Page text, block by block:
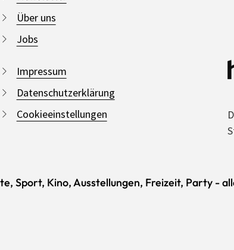
Über uns
Jobs
Impressum
Datenschutzerklärung
Cookieeinstellungen
Sport, Kino, Ausstellungen, Freizeit, Party -